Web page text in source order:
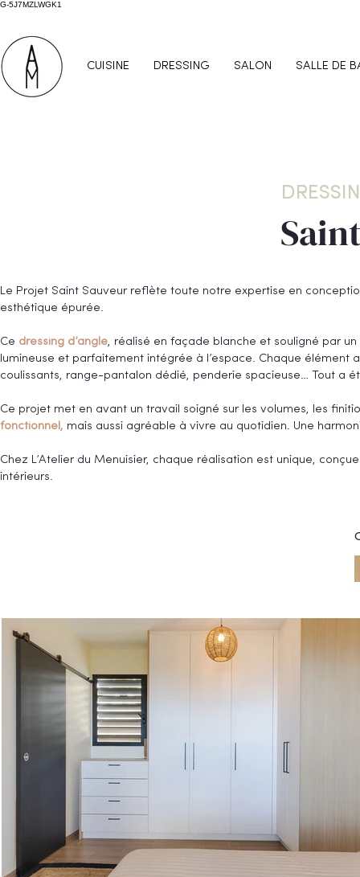
G-5J7MZLWGK1
CUISINE DRESSING SALON SALLE DE
Le Projet Saint Sauveur reflète toute notre expertise en
esthétique épurée.
Ce dressing d’angle, réalisé en façade blanche et souligné par
lumineuse et parfaitement intégrée à l’espace. Chaque
coulissants, range-pantalon dédié, penderie spacieuse… Tout a
Ce projet met en avant un travail soigné sur les volumes, les
fonctionnel, mais aussi agréable à vivre au quotidien. Une
Chez L’Atelier du Menuisier, chaque réalisation est unique,
intérieurs.